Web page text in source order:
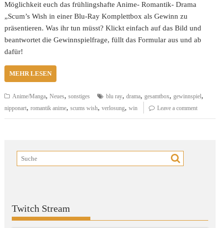
Möglichkeit euch das frühlingshafte Anime- Romantik- Drama
„Scum’s Wish in einer Blu-Ray Komplettbox als Gewinn zu
präsentieren. Was ihr tun müsst? Klickt einfach auf das Bild und
beantwortet die Gewinnspielfrage, füllt das Formular aus und ab
dafür!
MEHR LESEN
Anime/Manga,Neues,sonstiges blu ray,drama,gesamtbox,gewinnspiel,
nipponart,romantik anime,scums wish,verlosung,win Leave a comment
Twitch Stream